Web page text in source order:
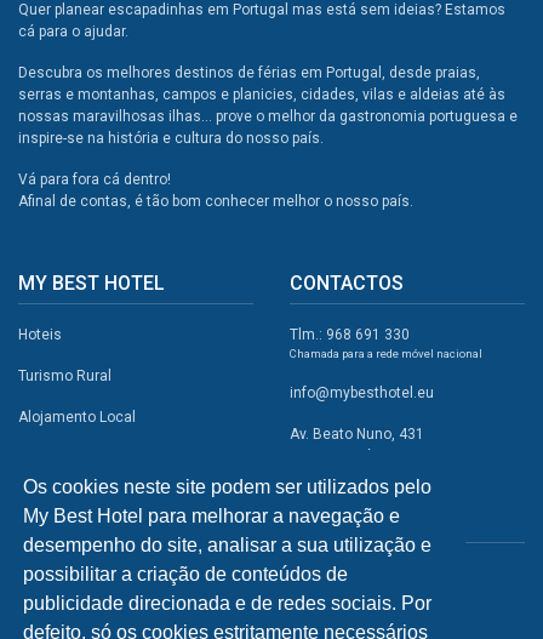
Os cookies neste site podem ser utilizados pelo
My Best Hotel para melhorar a navegação e
desempenho do site, analisar a sua utilização e
possibilitar a criação de conteúdos de
publicidade direcionada e de redes sociais. Por
defeito, só os cookies estritamente necessários
Quer planear escapadinhas em Portugal mas está sem ideias? Estamos
cá para o ajudar.
Descubra os melhores destinos de férias em Portugal, desde praias,
serras e montanhas, campos e planicies, cidades, vilas e aldeias até às
nossas maravilhosas ilhas... prove o melhor da gastronomia portuguesa e
inspire-se na história e cultura do nosso país.
Vá para fora cá dentro!
Afinal de contas, é tão bom conhecer melhor o nosso país.
MY BEST HOTEL
Hoteis
Turismo Rural
Alojamento Local
Campismo
Atividades
Restaurantes
A Visitar
CONTACTOS
Tlm.: 968 691 330
Chamada para a rede móvel nacional
info@mybesthotel.eu
Av. Beato Nuno, 431
2495-401 Fátima
REDES SOCIAIS